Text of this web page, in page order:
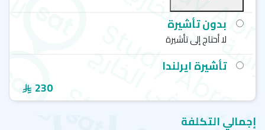
بدون تأشيرة
لا أحتاج إلى تأشيرة
تأشيرة ايرلندا
230
إجمالي التكلفة